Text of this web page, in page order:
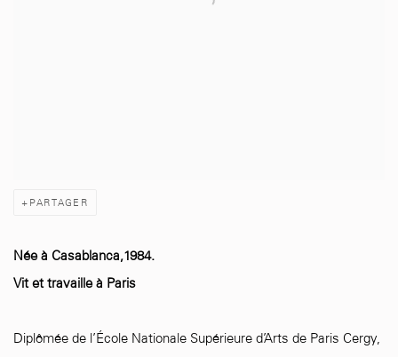
PARTAGER
Née à Casablanca,1984.
Vit et travaille à Paris
Diplômée de l’École Nationale Supérieure d’Arts de Paris Cergy,